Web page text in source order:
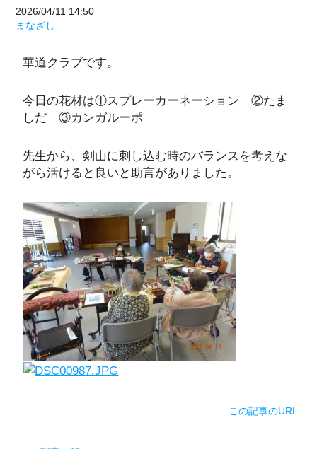
2026/04/11 14:50
まなざし
華道クラブです。
今日の花材は①スプレーカーネーション ②たま
しだ ③カンガルーポ
先生から、剣山に刺し込む時のバランスを考えな
がら活けると良いと助言がありました。
この記事のURL